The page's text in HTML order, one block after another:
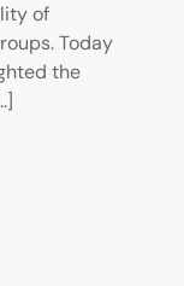
of
Today
the